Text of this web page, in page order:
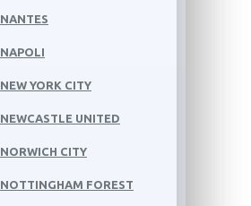
NANTES
NAPOLI
NEW YORK CITY
NEWCASTLE UNITED
NORWICH CITY
NOTTINGHAM FOREST